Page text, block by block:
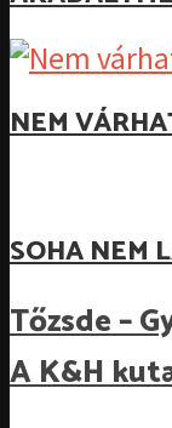
NEM
SOHA NEM
Tőzsde –
A K&H